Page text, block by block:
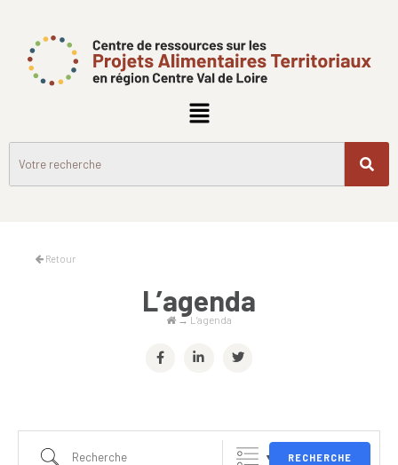
Retour
L’agenda
→L’agenda
RECHERCHE